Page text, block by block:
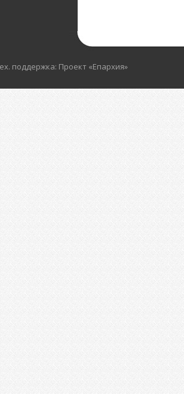
поддержка: Проект «Епархия»